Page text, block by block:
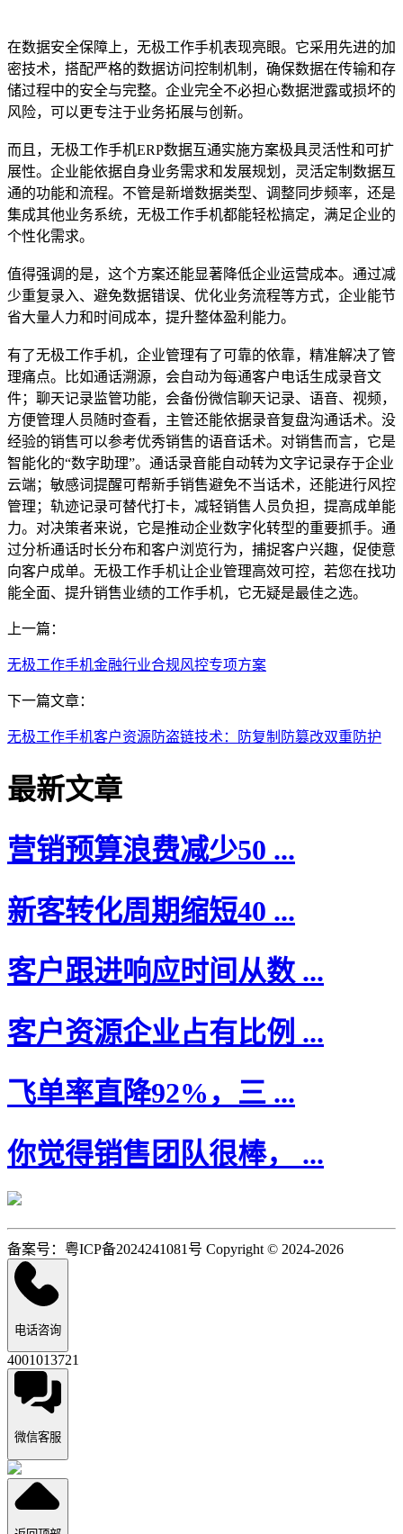
在数据安全保障上，无极工作手机表现亮眼。它采用先进的加
密技术，搭配严格的数据访问控制机制，确保数据在传输和存
储过程中的安全与完整。企业完全不必担心数据泄露或损坏的
风险，可以更专注于业务拓展与创新。
而且，无极工作手机ERP数据互通实施方案极具灵活性和可扩
展性。企业能依据自身业务需求和发展规划，灵活定制数据互
通的功能和流程。不管是新增数据类型、调整同步频率，还是
集成其他业务系统，无极工作手机都能轻松搞定，满足企业的
个性化需求。
值得强调的是，这个方案还能显著降低企业运营成本。通过减
少重复录入、避免数据错误、优化业务流程等方式，企业能节
省大量人力和时间成本，提升整体盈利能力。
有了无极工作手机，企业管理有了可靠的依靠，精准解决了管
理痛点。比如通话溯源，会自动为每通客户电话生成录音文
件；聊天记录监管功能，会备份微信聊天记录、语音、视频，
方便管理人员随时查看，主管还能依据录音复盘沟通话术。没
经验的销售可以参考优秀销售的语音话术。对销售而言，它是
智能化的“数字助理”。通话录音能自动转为文字记录存于企业
云端；敏感词提醒可帮新手销售避免不当话术，还能进行风控
管理；轨迹记录可替代打卡，减轻销售人员负担，提高成单能
力。对决策者来说，它是推动企业数字化转型的重要抓手。通
过分析通话时长分布和客户浏览行为，捕捉客户兴趣，促使意
向客户成单。无极工作手机让企业管理高效可控，若您在找功
能全面、提升销售业绩的工作手机，它无疑是最佳之选。
上一篇：
无极工作手机金融行业合规风控专项方案
下一篇文章：
无极工作手机客户资源防盗链技术：防复制防篡改双重防护
最新文章
营销预算浪费减少50 ...
新客转化周期缩短40 ...
客户跟进响应时间从数 ...
客户资源企业占有比例 ...
飞单率直降92%，三 ...
你觉得销售团队很棒， ...
备案号：粤ICP备2024241081号 Copyright © 2024-2026
电话咨询
4001013721
微信客服